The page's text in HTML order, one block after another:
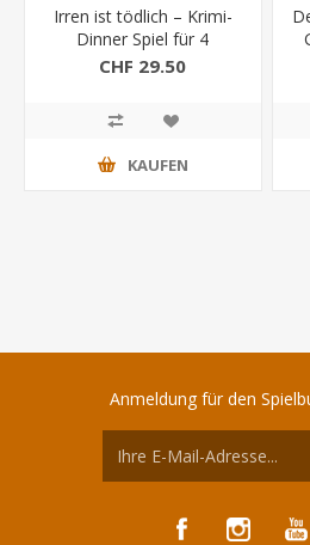
Irren ist tödlich – Krimi-
Dinner Spiel für 4
Personen
CHF 29.50
KAUFEN
Anmeldung für den